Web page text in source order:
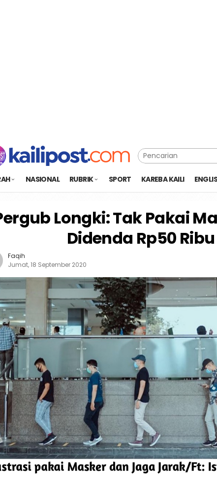
NASIONAL RUBRIK SPORT KAREBA KAILI
Longki: Tak Pakai
Didenda Rp50 Ribu
Faqih
Jumat, 18 September 2020